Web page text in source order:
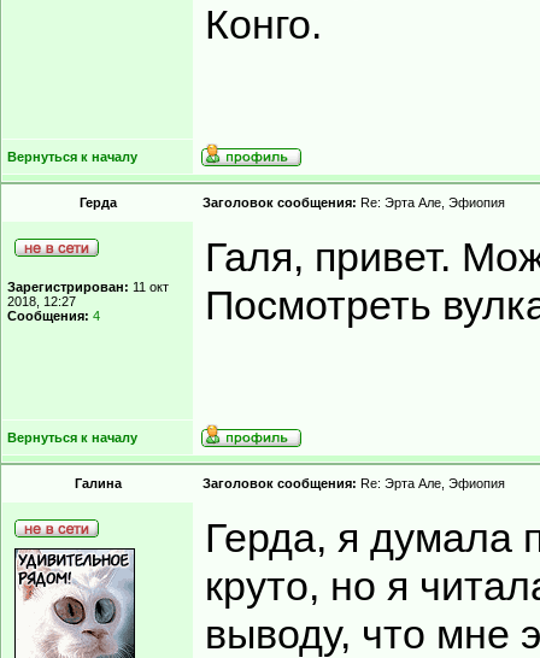
Конго.
Вернуться к началу
Герда Заголовок сообщения: Re: Эрта Але, Эфиопия
Зарегистрирован: 11 окт
2018, 12:27
Сообщения: 4
Галя, привет.
Посмотреть
Вернуться к началу
Гaлинa Заголовок сообщения: Re: Эрта Але, Эфиопия
Герда, я думала
круто, но я
выводу, что мне